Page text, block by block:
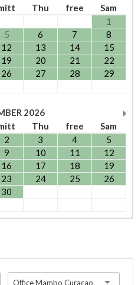
Thu free
Sam
1
5 6 7
8
12 13 14
15
19 20 21
22
26 27 28
29
2026
Thu free
Sam
2 3 4
5
9 10 11
12
16 17 18
19
23 24 25
26
30
Office Mambo Curacao